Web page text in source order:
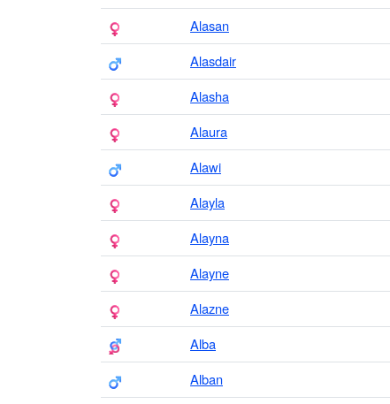
Alasan
Alasdair
Alasha
Alaura
Alawi
Alayla
Alayna
Alayne
Alazne
Alba
Alban